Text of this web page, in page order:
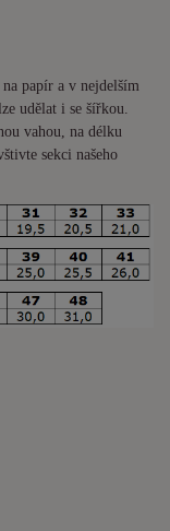
papír a v nejdelším
udělat i se šířkou.
vahou, na délku
sekci našeho